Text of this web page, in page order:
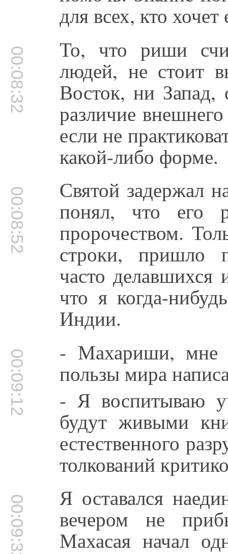
для всех, кто
00:08:32 То, что риши
людей, не стоит
Восток, ни
различие
если не
какой-либо форме.
00:08:52 Святой задержал
понял, что его
пророчеством.
строки, пришло
часто
что я когда-
Индии.
00:09:12 - Махариши, мне
пользы мира
- Я воспитываю
будут живыми
естественного
толкований
00:09:32 Я оставался
вечером не
Махасая начал